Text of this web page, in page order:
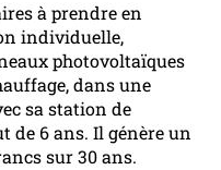
à prendre en
individuelle,
photovoltaïques
dans une
sa station de
de 6 ans. Il génère un
sur 30 ans.